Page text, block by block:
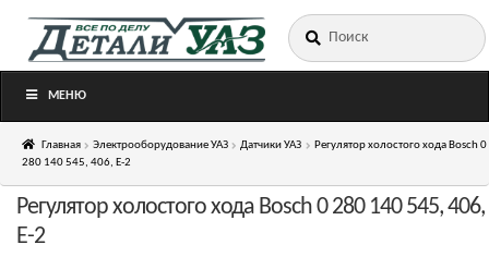
Перейти
Перейти
Искать:
МЕНЮ
Главная Электрооборудование УАЗ Датчики УАЗ
Регулятор холостого хода Bosch 0
280 140 545, 406, Е-2
Регулятор холостого хода Bosch 0 280 140 545, 406,
Е-2